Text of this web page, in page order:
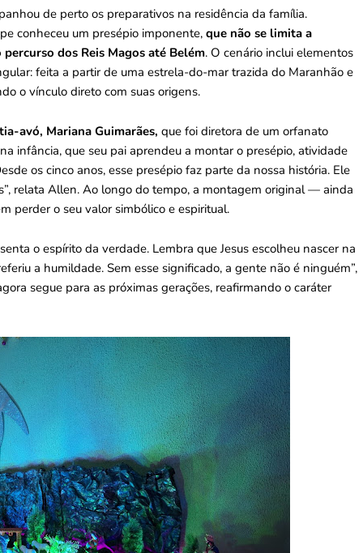
de perto os preparativos na residência da família.
conheceu um presépio imponente, que não se limita a
dos Reis Magos até Belém. O cenário inclui elementos
feita a partir de uma estrela-do-mar trazida do Maranhão e
o vínculo direto com suas origens.
tia-avó, Mariana Guimarães, que foi diretora de um orfanato
infância, que seu pai aprendeu a montar o presépio, atividade
os cinco anos, esse presépio faz parte da nossa história. Ele
relata Allen. Ao longo do tempo, a montagem original — ainda
perder o seu valor simbólico e espiritual.
o espírito da verdade. Lembra que Jesus escolheu nascer na
a humildade. Sem esse significado, a gente não é ninguém”,
segue para as próximas gerações, reafirmando o caráter